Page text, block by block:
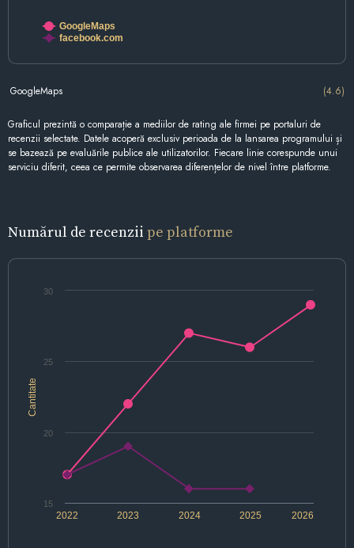
GoogleMaps
facebook.com
GoogleMaps (4.6)
Graficul prezintă o comparație a mediilor de rating ale firmei pe portaluri de
recenzii selectate. Datele acoperă exclusiv perioada de la lansarea programului și
se bazează pe evaluările publice ale utilizatorilor. Fiecare linie corespunde unui
serviciu diferit, ceea ce permite observarea diferențelor de nivel între platforme.
Numărul de recenzii pe platforme
Cantitate
2022 2024 2026
2023 2025
20
30
15
25